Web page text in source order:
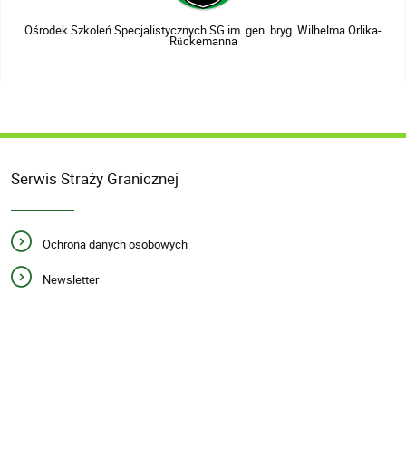
Ośrodek Szkoleń Specjalistycznych SG im. gen. bryg. Wilhelma Orlika-
Rückemanna
Serwis Straży Granicznej
Ochrona danych osobowych
Newsletter